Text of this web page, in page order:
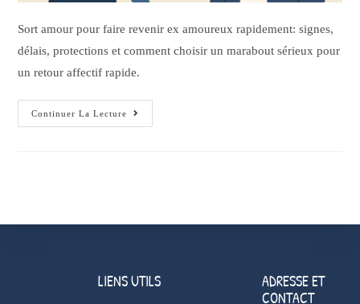
Sort amour pour faire revenir ex amoureux rapidement: signes,
délais, protections et comment choisir un marabout sérieux pour
un retour affectif rapide.
Continuer La Lecture
LIENS UTILS
ADRESSE ET
CONTACT